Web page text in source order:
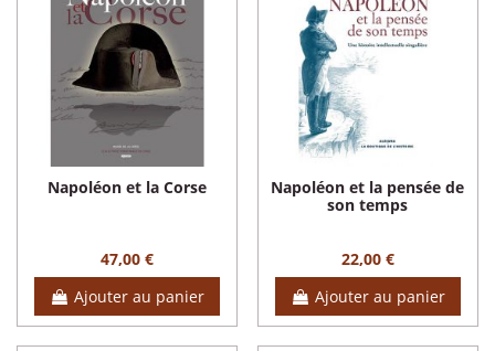
Napoléon et la Corse
47,00 €
Ajouter au panier
Napoléon et la pensée de
son temps
22,00 €
Ajouter au panier